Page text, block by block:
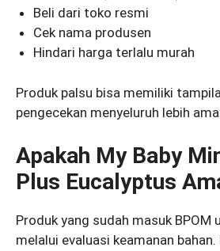
Beli dari toko resmi
Cek nama produsen
Hindari harga terlalu murah
Produk palsu bisa memiliki
pengecekan menyeluruh lebih
Apakah My Baby
Plus Eucalyptus
Produk yang sudah masuk BPOM
melalui evaluasi keamanan bahan.